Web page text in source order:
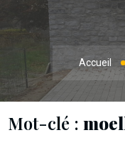
Accueil
Mot-clé :